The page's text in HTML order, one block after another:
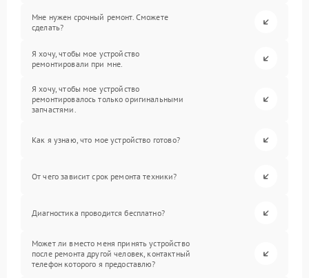
Мне нужен срочный ремонт. Сможете
сделать?
Я хочу, чтобы мое устройство
ремонтировали при мне.
Я хочу, чтобы мое устройство
ремонтировалось только оригинальными
запчастями.
Как я узнаю, что мое устройство готово?
От чего зависит срок ремонта техники?
Диагностика проводится бесплатно?
Может ли вместо меня принять устройство
после ремонта другой человек, контактный
телефон которого я предоставлю?